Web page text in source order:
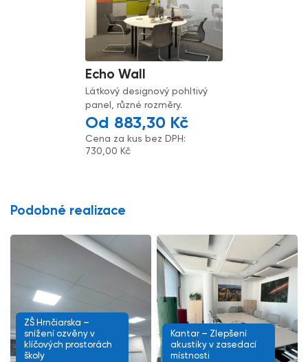
Echo Wall
Látkový designový pohltivý
panel, různé rozměry.
883,30 Kč
Cena za kus bez DPH:
730,00 Kč
Podobné realizace
ZŠ Hrnčiarska –
snížení ozvěny v
klíčových prostorách
školy
Kantar – Zlepšení
akustiky v zasedací
místnosti